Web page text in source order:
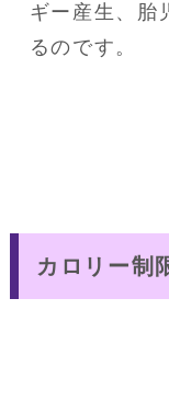
ギー産生、胎
るのです。
カロリー制